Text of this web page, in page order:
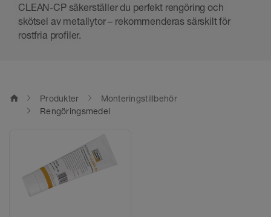
CLEAN-CP säkerställer du perfekt rengöring och
skötsel av metallytor – rekommenderas särskilt för
rostfria profiler.
home Produkter
Monteringstillbehör
Rengöringsmedel